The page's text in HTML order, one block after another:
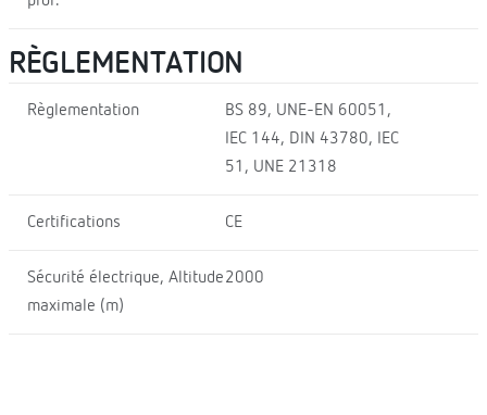
RÈGLEMENTATION
Règlementation
BS 89, UNE-EN 60051,
IEC 144, DIN 43780, IEC
51, UNE 21318
Certifications CE
Sécurité électrique, Altitude
maximale (m)
2000